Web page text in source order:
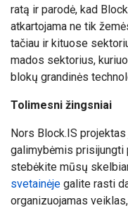
ratą ir parodė, kad
atkartojama ne tik
tačiau ir kituose
mados sektorius,
blokų grandinės
Tolimesni žingsniai
Nors Block.IS
galimybėmis prisijungti
stebėkite mūsų
svetainėje galite rasti
organizuojamas